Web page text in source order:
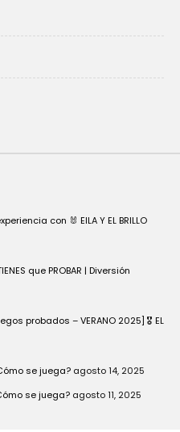
con 🐰 EILA Y EL BRILLO
que PROBAR | Diversión
probados – VERANO 2025] 🎖️ EL
se juega? agosto 14, 2025
se juega? agosto 11, 2025